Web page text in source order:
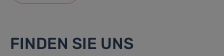
FINDEN SIE UNS